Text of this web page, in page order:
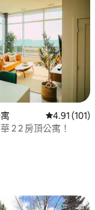
從 101 則評
4.91 (101)
哈利法克斯市中心豪華 2 2 房頂公寓！